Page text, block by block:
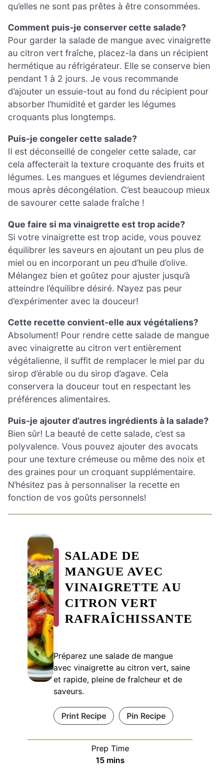
qu’elles ne sont pas prêtes à être consommées.
Comment puis-je conserver cette salade?
Pour garder la salade de mangue avec vinaigrette
au citron vert fraîche, placez-la dans un récipient
hermétique au réfrigérateur. Elle se conserve bien
pendant 1 à 2 jours. Je vous recommande
d’ajouter un essuie-tout au fond du récipient pour
absorber l’humidité et garder les légumes
croquants plus longtemps.
Puis-je congeler cette salade?
Il est déconseillé de congeler cette salade, car
cela affecterait la texture croquante des fruits et
légumes. Les mangues et légumes deviendraient
mous après décongélation. C’est beaucoup mieux
de savourer cette salade fraîche !
Que faire si ma vinaigrette est trop acide?
Si votre vinaigrette est trop acide, vous pouvez
équilibrer les saveurs en ajoutant un peu plus de
miel ou en incorporant un peu d’huile d’olive.
Mélangez bien et goûtez pour ajuster jusqu’à
atteindre l’équilibre désiré. N’ayez pas peur
d’expérimenter avec la douceur!
Cette recette convient-elle aux végétaliens?
Absolument! Pour rendre cette salade de mangue
avec vinaigrette au citron vert entièrement
végétalienne, il suffit de remplacer le miel par du
sirop d’érable ou du sirop d’agave. Cela
conservera la douceur tout en respectant les
préférences alimentaires.
Puis-je ajouter d’autres ingrédients à la salade?
Bien sûr! La beauté de cette salade, c’est sa
polyvalence. Vous pouvez ajouter des avocats
pour une texture crémeuse ou même des noix et
des graines pour un croquant supplémentaire.
N’hésitez pas à personnaliser la recette en
fonction de vos goûts personnels!
SALADE DE
MANGUE AVEC
VINAIGRETTE AU
CITRON VERT
RAFRAÎCHISSANTE
Préparez une salade de mangue
avec vinaigrette au citron vert, saine
et rapide, pleine de fraîcheur et de
saveurs.
Print Recipe Pin Recipe
Prep Time
15minutes
mins